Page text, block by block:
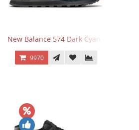
New Balance 574 Dark Cyan Black Suede
9970